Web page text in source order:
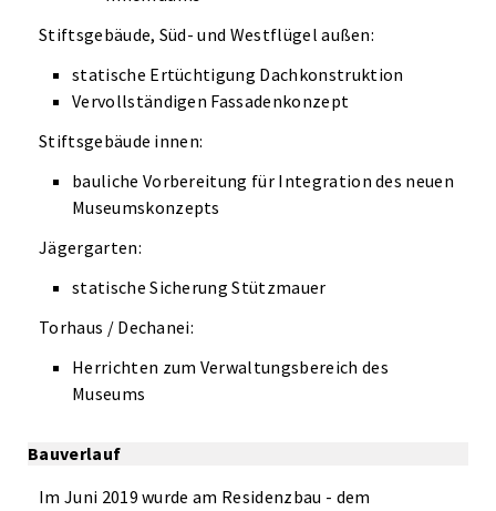
Stiftsgebäude, Süd- und Westflügel außen:
statische Ertüchtigung Dachkonstruktion
Vervollständigen Fassadenkonzept
Stiftsgebäude innen:
bauliche Vorbereitung für Integration des neuen
Museumskonzepts
Jägergarten:
statische Sicherung Stützmauer
Torhaus / Dechanei:
Herrichten zum Verwaltungsbereich des
Museums
Bauverlauf
Im Juni 2019 wurde am Residenzbau - dem